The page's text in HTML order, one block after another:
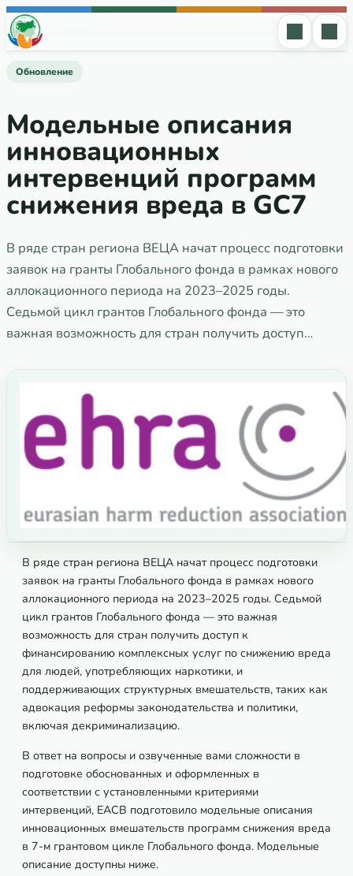
Перейти к содержимому
Обновление
Модельные описания
инновационных
интервенций программ
снижения вреда в GC7
В ряде стран региона ВЕЦА начат процесс подготовки
заявок на гранты Глобального фонда в рамках нового
аллокационного периода на 2023–2025 годы.
Седьмой цикл грантов Глобального фонда — это
важная возможность для стран получить доступ…
В ряде стран региона ВЕЦА начат процесс подготовки
заявок на гранты Глобального фонда в рамках нового
аллокационного периода на 2023–2025 годы. Седьмой
цикл грантов Глобального фонда — это важная
возможность для стран получить доступ к
финансированию комплексных услуг по снижению вреда
для людей, употребляющих наркотики, и
поддерживающих структурных вмешательств, таких как
адвокация реформы законодательства и политики,
включая декриминализацию.
В ответ на вопросы и озвученные вами сложности в
подготовке обоснованных и оформленных в
соответствии с установленными критериями
интервенций, ЕАСВ подготовило модельные описания
инновационных вмешательств программ снижения вреда
в 7-м грантовом цикле Глобального фонда. Модельные
описание доступны ниже.